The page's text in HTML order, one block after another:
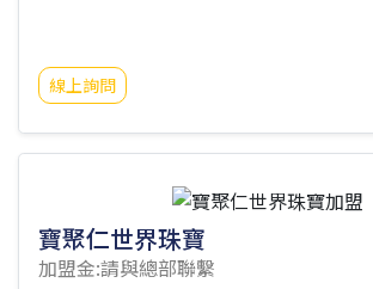
線上詢問
寶聚仁世界珠寶
加盟金:請與總部聯繫